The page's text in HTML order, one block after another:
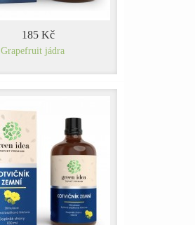
185 Kč
Grapefruit jádra